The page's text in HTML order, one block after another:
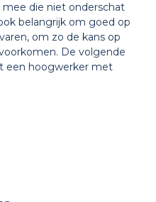
mee die niet onderschat
belangrijk om goed op
om zo de kans op
De volgende
een hoogwerker met